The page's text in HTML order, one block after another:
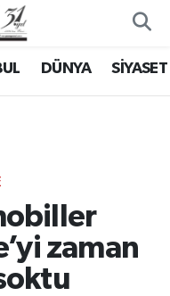
DÜNYA SİYASET
zaman